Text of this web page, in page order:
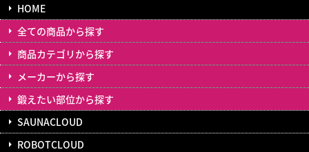
HOME
全ての商品から探す
商品カテゴリから探す
メーカーから探す
鍛えたい部位から探す
SAUNACLOUD
ROBOTCLOUD